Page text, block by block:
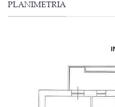
PLANIMETRIA